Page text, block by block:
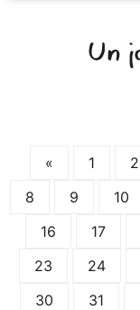
Un
« 1 2
8
9 10
16
17
23
24
30
31